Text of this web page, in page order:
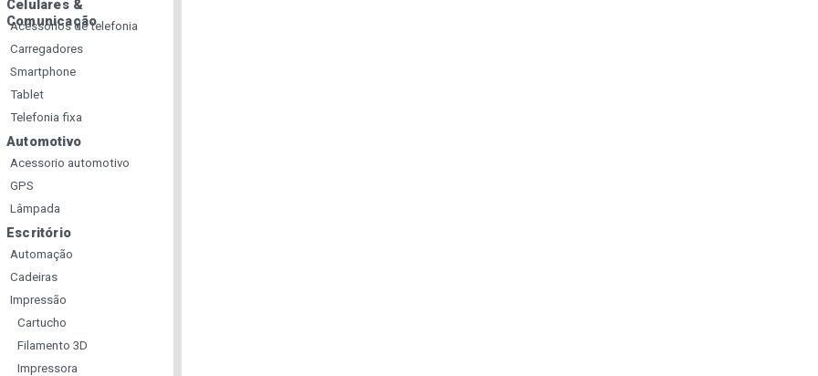
Celulares &
Comunicação
Acessorios de telefonia
Carregadores
Smartphone
Tablet
Telefonia fixa
Automotivo
Acessorio automotivo
GPS
Lâmpada
Escritório
Automação
Cadeiras
Impressão
Cartucho
Filamento 3D
Impressora